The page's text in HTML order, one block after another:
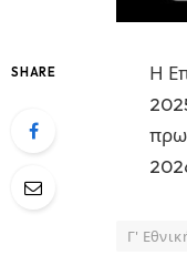
SHARE
Η
Γ'